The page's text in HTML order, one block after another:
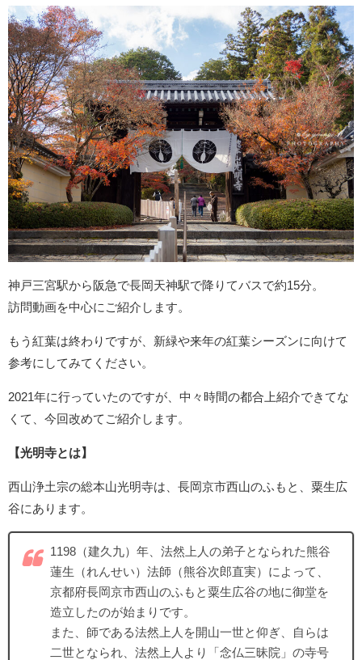
神戸三宮駅から阪急で長岡天神駅で降りてバスで約15分。
訪問動画を中心にご紹介します。
もう紅葉は終わりですが、新緑や来年の紅葉シーズンに向けて
参考にしてみてください。
2021年に行っていたのですが、中々時間の都合上紹介できてな
くて、今回改めてご紹介します。
【光明寺とは】
西山浄土宗の総本山光明寺は、長岡京市西山のふもと、粟生広
谷にあります。
1198（建久九）年、法然上人の弟子となられた熊谷
蓮生（れんせい）法師（熊谷次郎直実）によって、
京都府長岡京市西山のふもと粟生広谷の地に御堂を
造立したのが始まりです。
また、師である法然上人を開山一世と仰ぎ、自らは
二世となられ、法然上人より「念仏三昧院」の寺号